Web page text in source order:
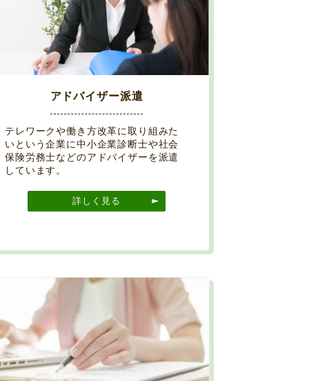
アドバイザー派遣
テレワークや働き方改革に取り組みた
いという企業に中小企業診断士や社会
保険労務士などのアドバイザーを派遣
しています。
詳しく見る